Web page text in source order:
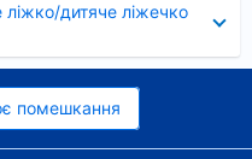
дитяче ліжечко
помешкання